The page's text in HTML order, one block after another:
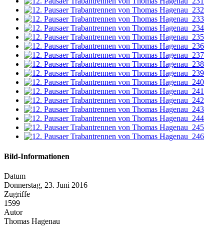
Bild-Informationen
Datum
Donnerstag, 23. Juni 2016
Zugriffe
1599
Autor
Thomas Hagenau